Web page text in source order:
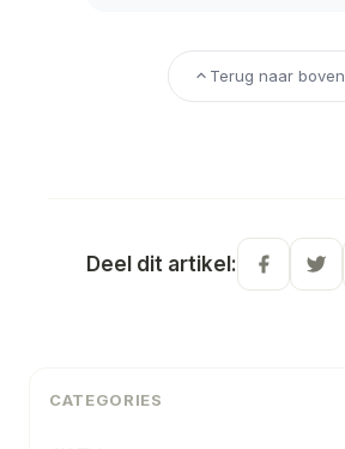
Terug naar boven
Deel dit artikel:
CATEGORIES